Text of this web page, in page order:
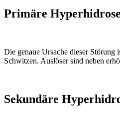
Primäre Hyperhidrose
Die genaue Ursache dieser Störung
Schwitzen. Auslöser sind neben
Sekundäre